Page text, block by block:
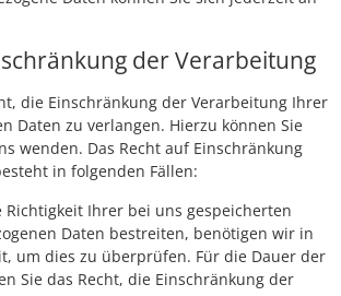
der Verarbeitung
die Einschränkung der Verarbeitung Ihrer
Daten zu verlangen. Hierzu können Sie
wenden. Das Recht auf Einschränkung
in folgenden Fällen:
Richtigkeit Ihrer bei uns gespeicherten
Daten bestreiten, benötigen wir in
um dies zu überprüfen. Für die Dauer der
Sie das Recht, die Einschränkung der